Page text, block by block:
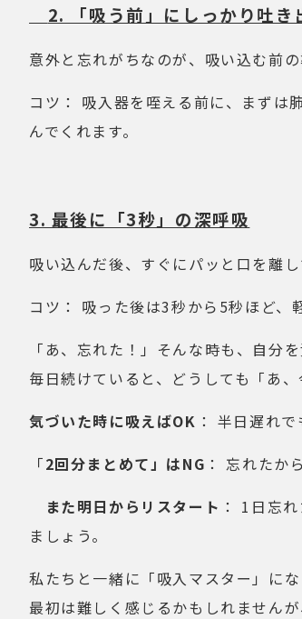
2. 「吸う前」にしっかり吐き
意外と忘れがちなのが、吸い込む前の
コツ： 吸入器を咥える前に、まずは
んでくれます。
3. 最後に「3秒」の深呼吸
吸い込んだ後、すぐにパッと口を離
コツ： 吸った後は3秒から5秒ほど、
「あ、忘れた！」そんな時も、自分
毎日続けていると、どうしても「あ
気づいた時に吸えばOK ： 半日遅れ
「2回分まとめて」はNG ： 忘れたか
また明日からリスタート ： 1日忘
ましょう。
私たちと一緒に「吸入マスター」に
最初は難しく感じるかもしれません